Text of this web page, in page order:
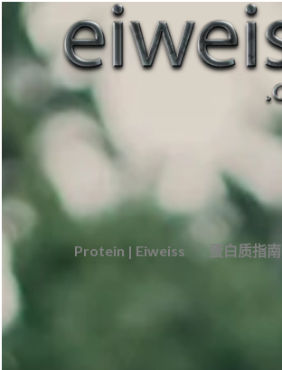
Protein | Eiweiss 蛋白质指南